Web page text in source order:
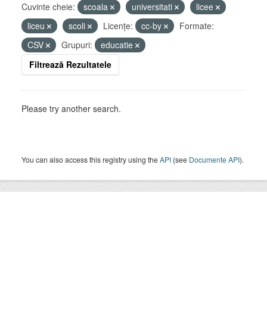
Cuvinte cheie: scoala universitati
licee
liceu
scoli Licenţe: cc-by
Formate:
CSV
Grupuri:
educatie
Filtrează Rezultatele
Please try another search.
You can also access this registry using theAPI (see Documente API).